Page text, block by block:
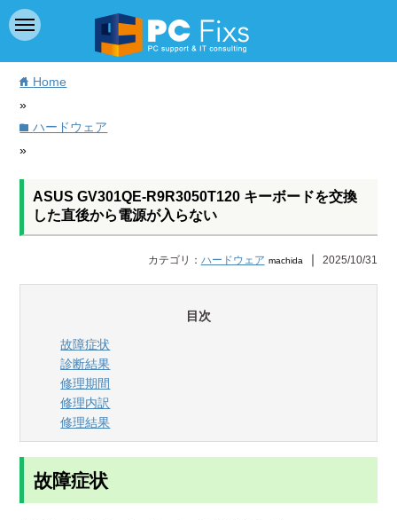
home Home
»
folderハードウェア
»
ASUS GV301QE-R9R3050T120 キーボードを交換
した直後から電源が入らない
カテゴリ： ハードウェア machida ｜ 2025/10/31
目次
故障症状
診断結果
修理期間
修理内訳
修理結果
故障症状